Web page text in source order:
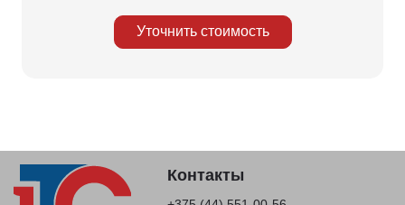
Уточнить стоимость
Контакты